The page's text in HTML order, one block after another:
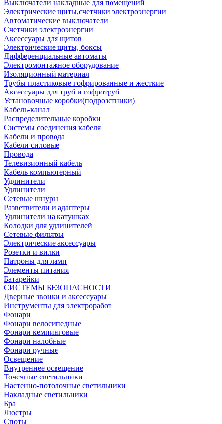
Выключатели накладные для помещений
Электрические щиты,счетчики электроэнергии
Автоматические выключатели
Счетчики электроэнергии
Аксессуары для щитов
Электрические щиты, боксы
Дифференциальные автоматы
Электромонтажное оборудование
Изоляционный материал
Трубы пластиковые гофрированные и жесткие
Аксессуары для труб и гофротруб
Установочные коробки(подрозетники)
Кабель-канал
Распределительные коробки
Системы соединения кабеля
Кабели и провода
Кабели силовые
Провода
Телевизионный кабель
Кабель компьютерный
Удлинители
Удлинители
Сетевые шнуры
Разветвители и адаптеры
Удлинители на катушках
Колодки для удлинителей
Сетевые фильтры
Электрические аксессуары
Розетки и вилки
Патроны для ламп
Элементы питания
Батарейки
СИСТЕМЫ БЕЗОПАСНОСТИ
Дверные звонки и аксессуары
Инструменты для электроработ
Фонари
Фонари велосипедные
Фонари кемпинговые
Фонари налобные
Фонари ручные
Освещение
Внутреннее освещение
Точечные светильники
Настенно-потолочные светильники
Накладные светильники
Бра
Люстры
Споты